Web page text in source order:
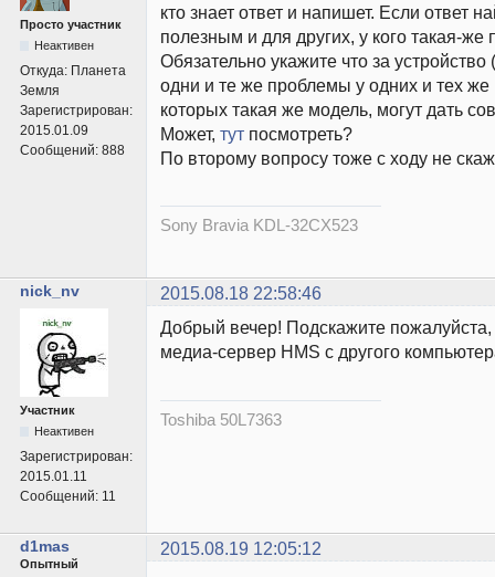
Просто участник
Неактивен
Откуда: Планета
Земля
Зарегистрирован:
2015.01.09
Сообщений: 888
кто знает ответ и напишет. Если ответ
полезным и для других, у кого такая-же
Обязательно укажите что за устройство
одни и те же проблемы у одних и тех
которых такая же модель, могут дать
Может, тут посмотреть?
По второму вопросу тоже с ходу не
Sony Bravia KDL-32CX523
nick_nv 2015.08.18 22:58:46
Участник
Неактивен
Зарегистрирован:
2015.01.11
Сообщений: 11
Добрый вечер! Подскажите пожалуйста,
медиа-сервер HMS с другого
Toshiba 50L7363
d1mas 2015.08.19 12:05:12
Опытный